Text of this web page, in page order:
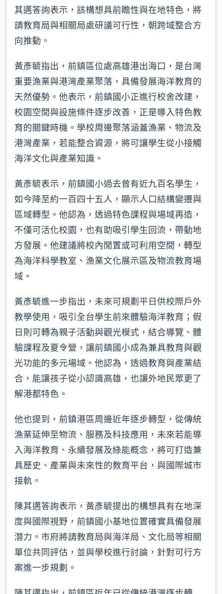
其邁答詢表示，該構想具前瞻性與在地特色，將
請教育局與相關局處研議可行性，朝跨域整合方
向推動。
黃彥毓指出，前鎮區位處高雄港出海口，是台灣
重要漁業與港灣產業聚落，具備發展海洋教育的
天然優勢。他表示，前鎮國小正進行校舍改建，
校園空間與設施條件逐步改善，正是導入特色教
育的關鍵時機。學校周邊聚落涵蓋漁業、物流及
港灣產業，若能整合資源，將可讓學生從小接觸
海洋文化與產業知識。
黃彥毓表示，前鎮國小過去曾有近九百名學生，
如今降至約一百四十五人，顯示人口結構變遷與
區域轉型。他認為，透過特色課程與場域再造，
不僅可活化校園，也有助吸引學生回流，帶動地
方發展。他建議將校內閒置或可利用空間，轉型
為海洋科學教室、漁業文化展示區及物流教育場
域。
黃彥毓進一步指出，未來可規劃平日供校際戶外
教學使用，吸引全台學生前來體驗海洋教育；假
日則可轉為親子活動與觀光模式，結合導覽、體
驗課程及夏令營，讓前鎮國小成為兼具教育與觀
光功能的多元場域。他認為，透過教育與產業結
合，能讓孩子從小認識高雄，也讓外地民眾更了
解港都特色。
他也提到，前鎮港區周邊近年逐步轉型，從傳統
漁業延伸至物流、服務及科技應用，未來若能導
入海洋教育、永續發展及綠能概念，將可打造兼
具歷史、產業與未來性的教育平台，與國際城市
接軌。
陳其邁答詢表示，黃彥毓提出的構想具有在地深
度與國際視野，前鎮國小基地位置確實具備發展
潛力。市府將請教育局與海洋局、文化局等相關
單位共同評估，並與學校進行討論，針對可行方
案進一步規劃。